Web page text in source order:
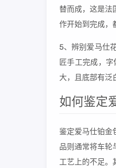
替而成，这是法
作开始到完成，
5、辨别爱马仕
匠手工完成，
大，且底部有泛
如何鉴定
鉴定爱马仕铂金
品则通常将车轮
工艺上的不足。